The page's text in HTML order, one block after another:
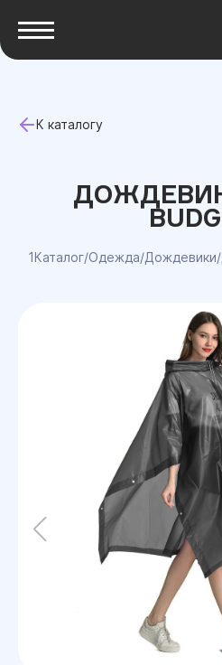
К каталогу
1Каталог/Одежда/Дождевики/